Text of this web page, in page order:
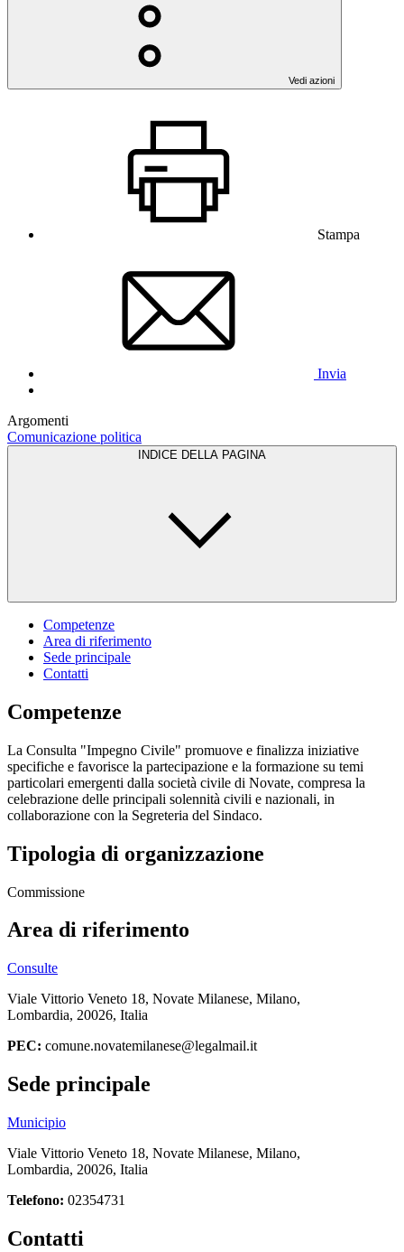
Vedi azioni
Stampa
Invia
Argomenti
Comunicazione politica
INDICE DELLA PAGINA
Competenze
Area di riferimento
Sede principale
Contatti
Competenze
La Consulta "Impegno Civile" promuove e finalizza iniziative
specifiche e favorisce la partecipazione e la formazione su temi
particolari emergenti dalla società civile di Novate, compresa la
celebrazione delle principali solennità civili e nazionali, in
collaborazione con la Segreteria del Sindaco.
Tipologia di organizzazione
Commissione
Area di riferimento
Consulte
Viale Vittorio Veneto 18, Novate Milanese, Milano,
Lombardia, 20026, Italia
PEC: comune.novatemilanese@legalmail.it
Sede principale
Municipio
Viale Vittorio Veneto 18, Novate Milanese, Milano,
Lombardia, 20026, Italia
Telefono: 02354731
Contatti